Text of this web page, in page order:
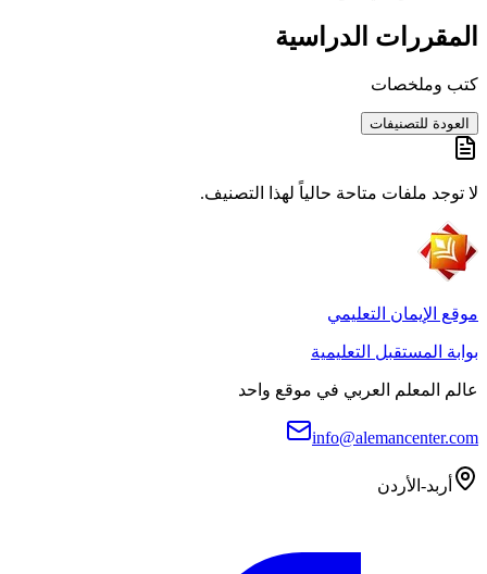
المقررات الدراسية
كتب وملخصات
العودة للتصنيفات
لا توجد ملفات متاحة حالياً لهذا التصنيف.
موقع الإيمان التعليمي
بوابة المستقبل التعليمية
عالم المعلم العربي في موقع واحد
info@alemancenter.com
أربد-الأردن